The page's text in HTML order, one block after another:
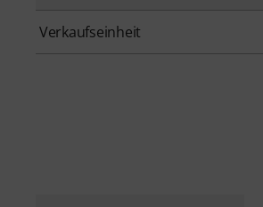
Verkaufseinheit